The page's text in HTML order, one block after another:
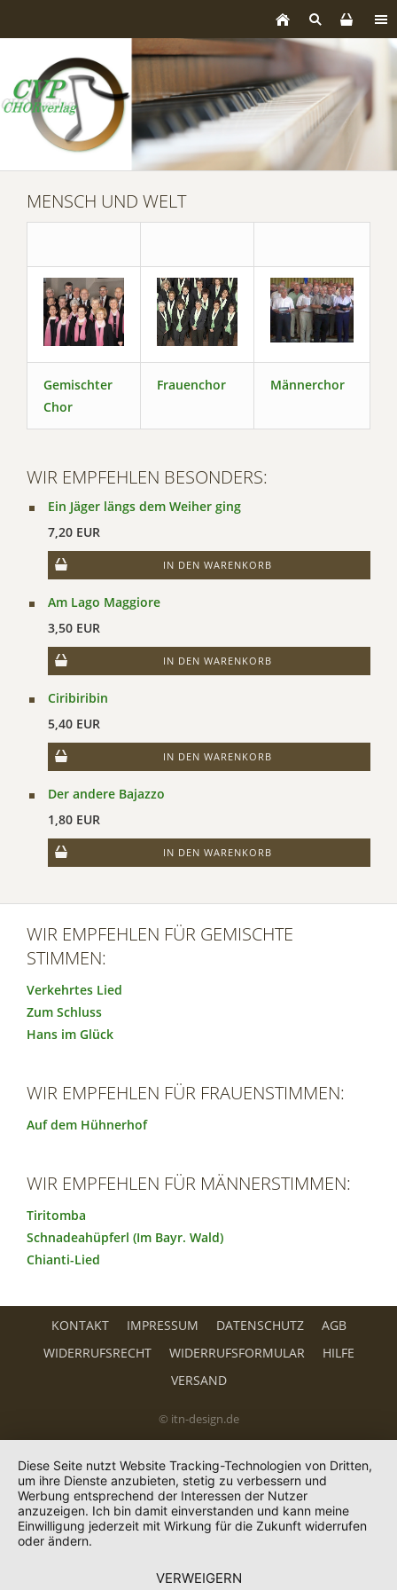
MENSCH UND WELT
Gemischter
Chor
Frauenchor Männerchor
WIR EMPFEHLEN BESONDERS:
Ein Jäger längs dem Weiher ging
7,20 EUR
IN DEN WARENKORB
Am Lago Maggiore
3,50 EUR
IN DEN WARENKORB
Ciribiribin
5,40 EUR
IN DEN WARENKORB
Der andere Bajazzo
1,80 EUR
IN DEN WARENKORB
WIR EMPFEHLEN FÜR GEMISCHTE
STIMMEN:
Verkehrtes Lied
Zum Schluss
Hans im Glück
WIR EMPFEHLEN FÜR FRAUENSTIMMEN:
Auf dem Hühnerhof
WIR EMPFEHLEN FÜR MÄNNERSTIMMEN:
Tiritomba
Schnadeahüpferl (Im Bayr. Wald)
Chianti-Lied
KONTAKT IMPRESSUM DATENSCHUTZ
AGB
WIDERRUFSRECHT
WIDERRUFSFORMULAR
HILFE
VERSAND
© itn-design.de
Diese Seite nutzt Website Tracking-Technologien von Dritten,
um ihre Dienste anzubieten, stetig zu verbessern und
Werbung entsprechend der Interessen der Nutzer
anzuzeigen. Ich bin damit einverstanden und kann meine
Einwilligung jederzeit mit Wirkung für die Zukunft widerrufen
oder ändern.
VERWEIGERN